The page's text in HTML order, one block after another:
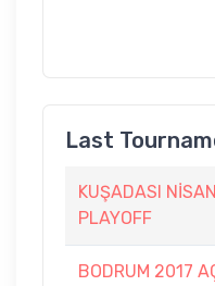
Last
KUŞADASI
PLAYOFF
BODRUM 2017